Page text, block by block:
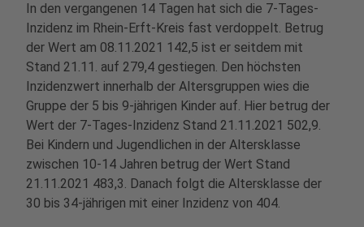
In den vergangenen 14 Tagen hat sich die 7-Tages-
Inzidenz im Rhein-Erft-Kreis fast verdoppelt. Betrug
der Wert am 08.11.2021 142,5 ist er seitdem mit
Stand 21.11. auf 279,4 gestiegen. Den höchsten
Inzidenzwert innerhalb der Altersgruppen wies die
Gruppe der 5 bis 9-jährigen Kinder auf. Hier betrug der
Wert der 7-Tages-Inzidenz Stand 21.11.2021 502,9.
Bei Kindern und Jugendlichen in der Altersklasse
zwischen 10-14 Jahren betrug der Wert Stand
21.11.2021 483,3. Danach folgt die Altersklasse der
30 bis 34-jährigen mit einer Inzidenz von 404.